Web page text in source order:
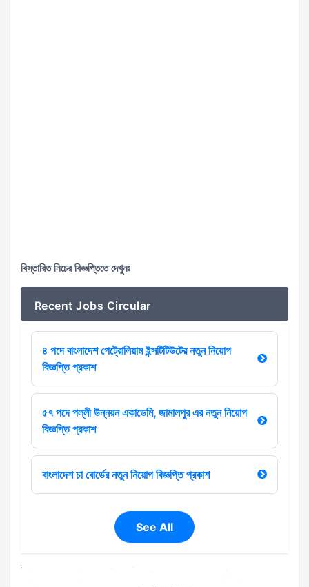
বিস্তারিত নিচের বিজ্ঞপ্তিতে দেখুনঃ
Recent Jobs Circular
৪ পদে বাংলাদেশ পেট্রোলিয়াম ইন্সটিটিউটের নতুন নিয়োগ
বিজ্ঞপ্তি প্রকাশ
৫৭ পদে পল্লী উন্নয়ন একাডেমি, জামালপুর এর নতুন নিয়োগ
বিজ্ঞপ্তি প্রকাশ
বাংলাদেশ চা বোর্ডের নতুন নিয়োগ বিজ্ঞপ্তি প্রকাশ
See All